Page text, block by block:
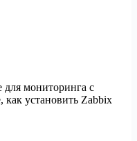
мониторинга с
установить Zabbix